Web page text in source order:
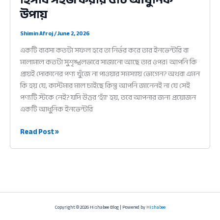
উপায়
Shimin Afroj/June 2, 2026
একটি ব্যবসা কতটা সফল হবে তা নির্ভর করে তার ইনভেন্টরি বা
মালামাল কতটা সুশৃঙ্খলভাবে সাজানো আছে তার ওপর। আপনি কি
প্রায়ই দোকানের পণ্য খুঁজে না পাওয়ার সমস্যায় ভোগেন? অথবা এমন
কি হয় যে, কাস্টমার মাল চাইছে কিন্তু আপনি জানেনই না যে সেই
পণ্যটি স্টকে নেই? যদি উত্তর ‘হ্যাঁ’ হয়, তবে আপনার জন্য প্রয়োজন
একটি আধুনিক ইনভেন্টরি
ইনভেন্টরি
সহজ
Read Post »
Copyright © 2026 Hishabee Blog | Powered byHishabee